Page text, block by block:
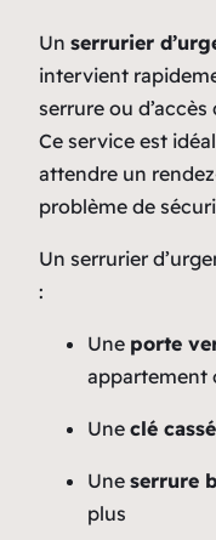
Un serrurier
intervient
serrure ou
Ce service est
attendre un
problème de
Un serrurier
:
Une porte
appartement
Une clé
Une serrure
plus